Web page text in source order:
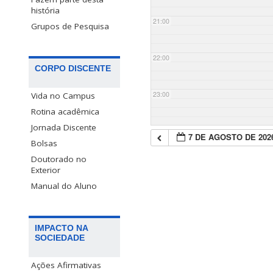
história
Grupos de Pesquisa
CORPO DISCENTE
Vida no Campus
Rotina acadêmica
Jornada Discente
Bolsas
Doutorado no
Exterior
Manual do Aluno
IMPACTO NA
SOCIEDADE
Ações Afirmativas
21:00
22:00
23:00
7 DE AGOSTO DE